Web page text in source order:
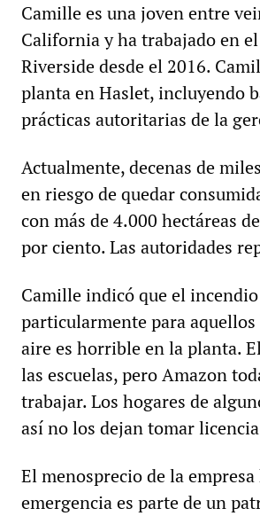
Camille es una joven entre
California y ha trabajado en
Riverside desde el 2016.
planta en Haslet, incluyendo
prácticas autoritarias de la
Actualmente, decenas de
en riesgo de quedar
con más de 4.000 hectáreas
por ciento. Las autoridades
Camille indicó que el
particularmente para aquellos
aire es horrible en la planta.
las escuelas, pero Amazon
trabajar. Los hogares de
así no los dejan tomar
El menosprecio de la
emergencia es parte de un